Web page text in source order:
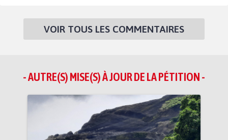
VOIR TOUS LES COMMENTAIRES
- AUTRE(S) MISE(S) À JOUR DE LA PÉTITION -